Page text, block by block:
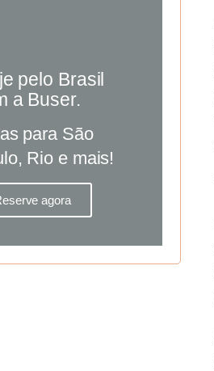
pelo Brasil
a Buser.
para São
Rio e mais!
agora